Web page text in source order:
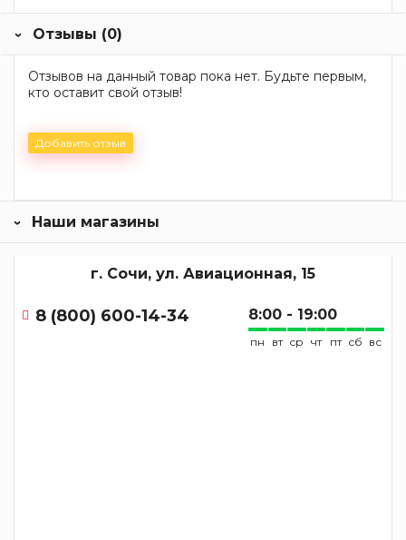
Отзывы (0)
Отзывов на данный товар пока нет. Будьте первым,
кто оставит свой отзыв!
Добавить отзыв
Наши магазины
г. Сочи, ул. Авиационная, 15
8 (800) 600-14-34 8:00 - 19:00
пн вт ср чт пт сб вс